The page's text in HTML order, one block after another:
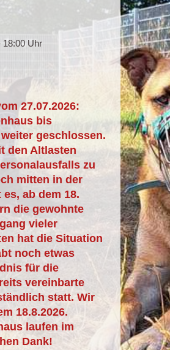
18:00 Uhr
27.07.2026:
bis
geschlossen.
den Altlasten
zu
mitten in der
ab dem 18.
die gewohnte
vieler
hat die Situation
noch etwas
für die
vereinbarte
statt. Wir
18.8.2026.
laufen im
Dank!